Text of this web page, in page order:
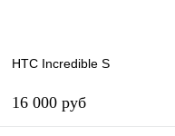
HTC Incredible S
16 000 руб